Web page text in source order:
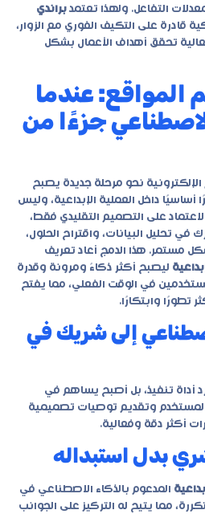
التفاعل. ولهذا تعتمد براندي
قادرة على التكيف الفوري مع الزوار،
تحقق أهداف الأعمال بشكل
المواقع: عندما
جزءًا من
نحو مرحلة جديدة يصبح
داخل العملية الإبداعية، وليس
على التصميم التقليدي فقط،
تحليل البيانات، واقتراح الحلول،
مستمر. هذا الدمج أعاد تعريف
ليصبح أكثر ذكاءً ومرونة وقدرة
في الوقت الفعلي، مما يفتح
تطورًا وابتكارًا.
إلى شريك في
أداة تنفيذ، بل أصبح يساهم في
المستخدم وتقديم توصيات تصميمية
أكثر دقة وفعالية.
بدل استبداله
المدعوم بالذكاء الاصطناعي في
مما يتيح له التركيز على الجوانب